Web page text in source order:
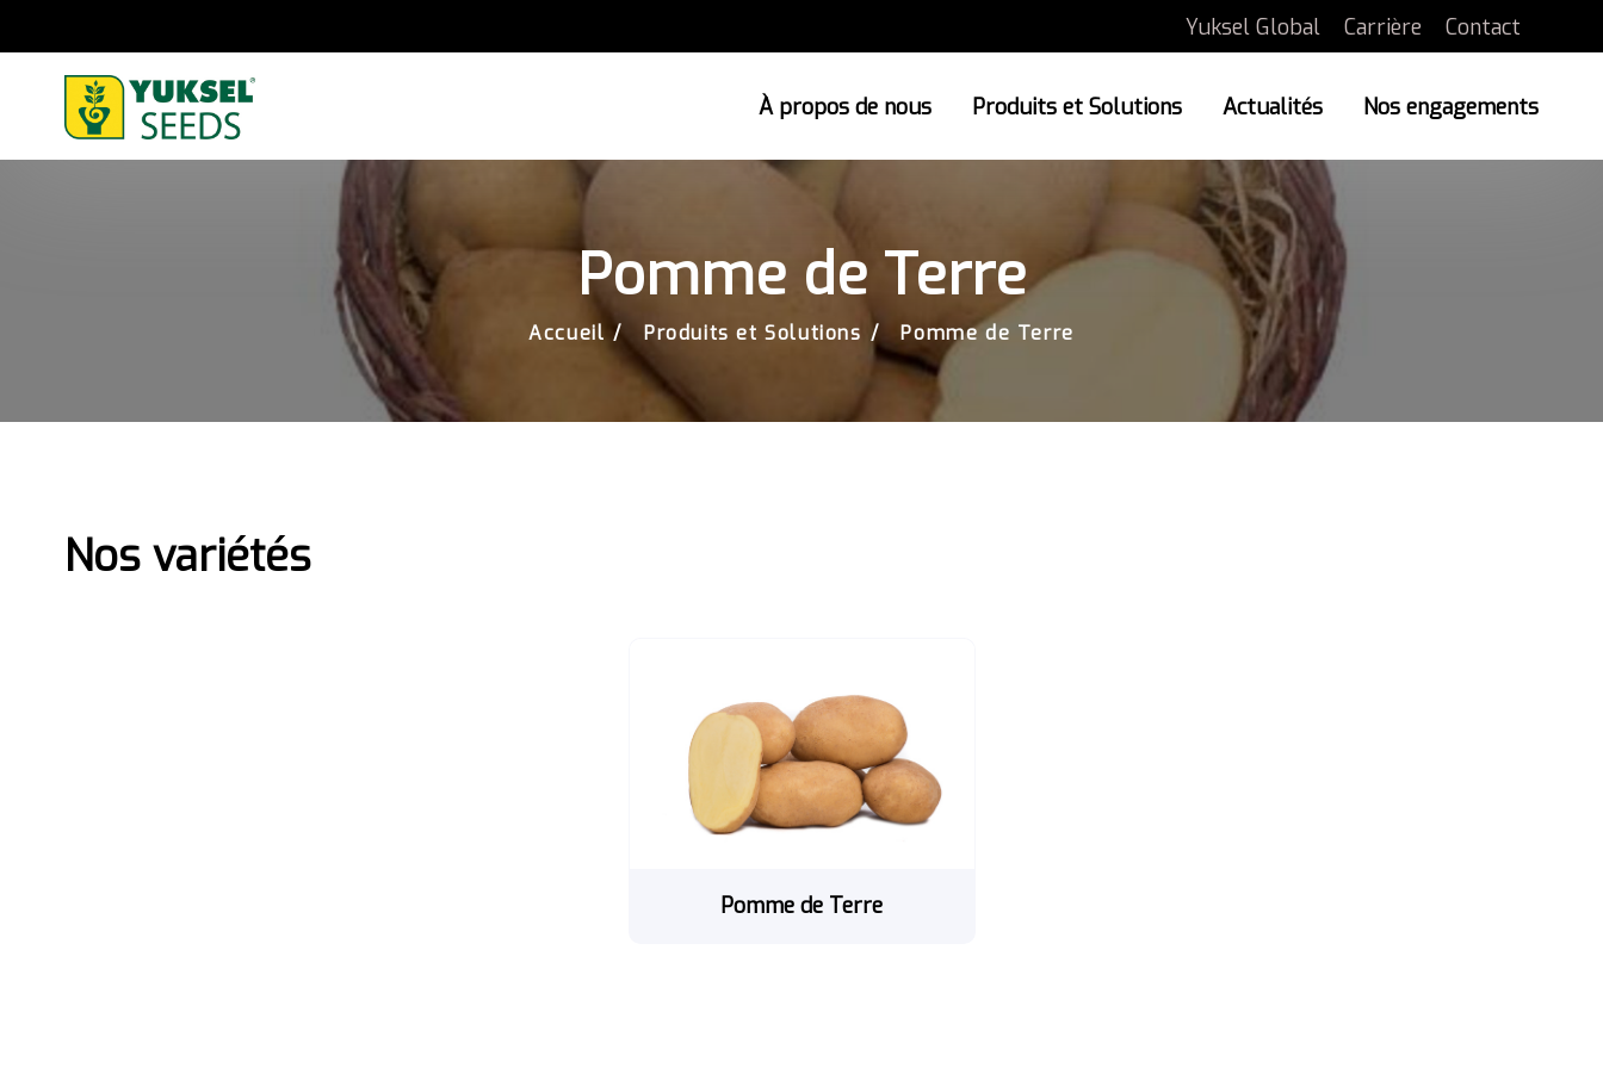
Yuksel Global Carrière Contact
À propos de nous Produits et Solutions Actualités Nos engagements
Pomme de Terre
Accueil Produits et Solutions Pomme de Terre
Nos variétés
Pomme de Terre